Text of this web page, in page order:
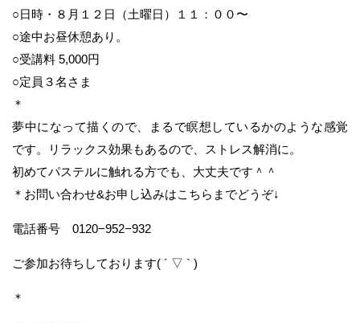
○日時・８月１２日（土曜日）１１：００〜
○途中お昼休憩あり。
○受講料 5,000円
○定員３名さま
＊
夢中になって描くので、まるで瞑想しているかのような感覚
です。リラックス効果もあるので、ストレス解消に。
初めてパステルに触れる方でも、大丈夫です＾＾
＊お問い合わせ&お申し込みはこちらまでどうぞ↓
電話番号 0120−952−932
ご参加お待ちしております( ´ ▽ ` )
＊